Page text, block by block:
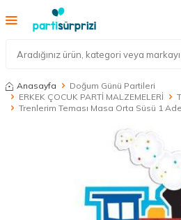
Anasayfa
Doğum Günü Partileri
ERKEK ÇOCUK PARTİ MALZEMELERİ
Trenlerim Teması Masa Orta Süsü 1